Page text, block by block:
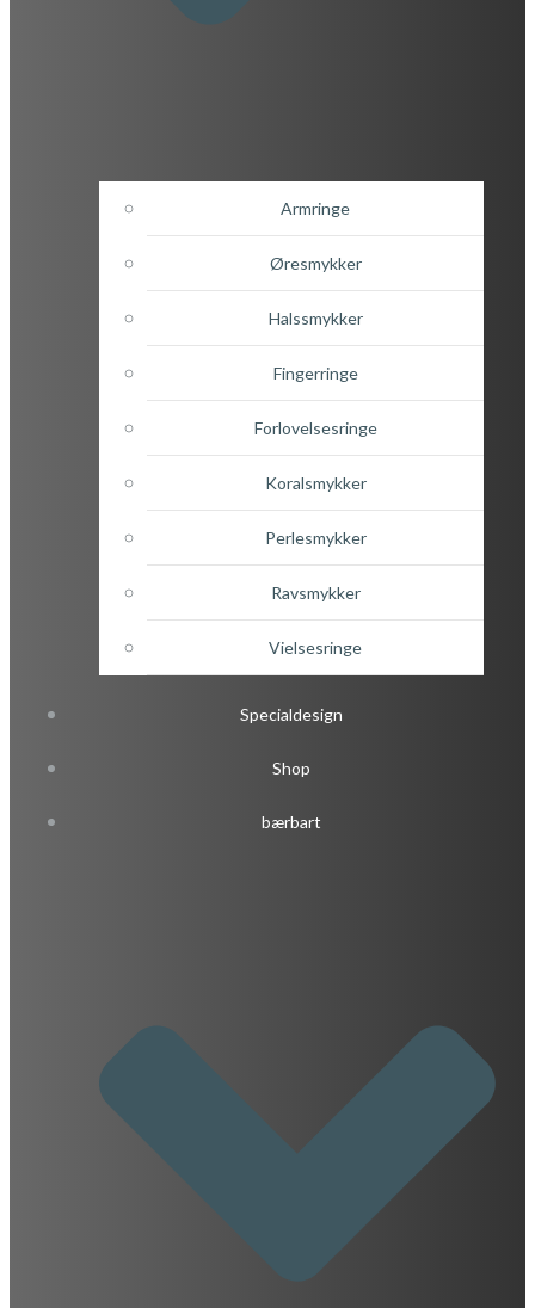
Armringe
Øresmykker
Halssmykker
Fingerringe
Forlovelsesringe
Koralsmykker
Perlesmykker
Ravsmykker
Vielsesringe
Specialdesign
Shop
bærbart